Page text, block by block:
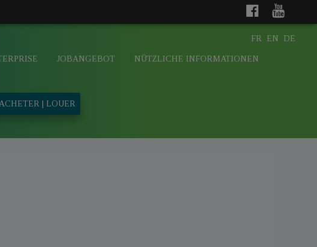
JOBANGEBOT NÜTZLICHE INFORMATIONEN
| LOUER
FR EN DE